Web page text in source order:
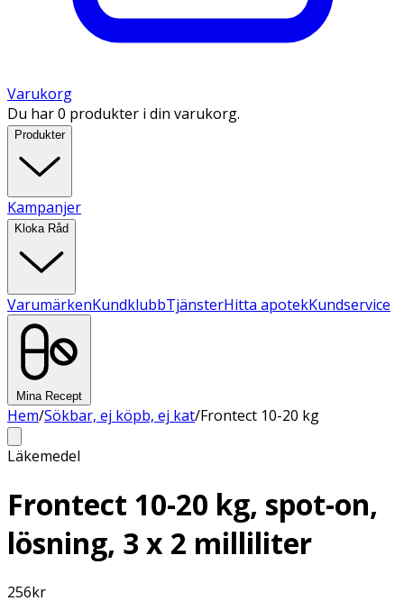
Varukorg
Du har 0 produkter i din varukorg.
Produkter
Kampanjer
Kloka Råd
VarumärkenKundklubbTjänsterHitta apotekKundservice
Mina Recept
Hem/Sökbar, ej köpb, ej kat/Frontect 10-20 kg
Läkemedel
Frontect 10-20 kg, spot-on,
lösning, 3 x 2 milliliter
256kr